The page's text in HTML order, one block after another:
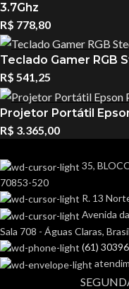
3.7Ghz
R$ 778,80
Teclado Gamer RGB
R$ 541,25
Projetor Portátil
R$ 3.365,00
35,
70853-520
R. 13
Avenida
Sala 708 - Águas Claras,
(61)